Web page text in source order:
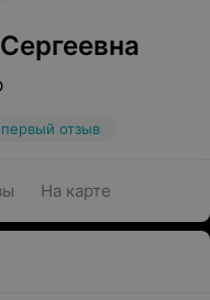
отзыв
На карте